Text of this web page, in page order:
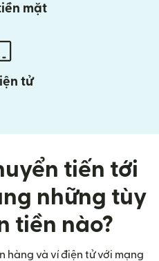
mặt
tử
tiến tới
những tùy
tiền nào?
hàng và ví điện tử với mạng